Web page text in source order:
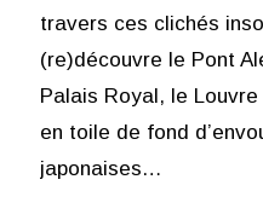
travers ces clichés
(re)découvre le Pont
Palais Royal, le
en toile de fond
japonaises…